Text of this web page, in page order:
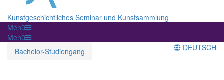
Kunstgeschichtliches Seminar und Kunstsammlung
Menü
Menü
Bachelor-Studiengang
DEUTSCH